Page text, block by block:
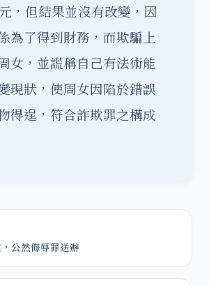
，但結果並沒有改變，因
為了得到財務，而欺騙上
女，並謊稱自己有法術能
現狀，使周女因陷於錯誤
得逞，符合詐欺罪之構成
公然侮辱罪送辦